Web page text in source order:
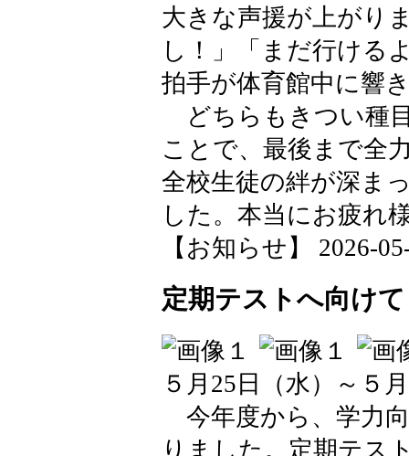
大きな声援が上がり
し！」「まだ行ける
拍手が体育館中に響
どちらもきつい種
ことで、最後まで全
全校生徒の絆が深ま
した。本当にお疲れ
【お知らせ】 2026-
定期テストへ向け
５月25日（水）～５
今年度から、学力
りました。定期テス